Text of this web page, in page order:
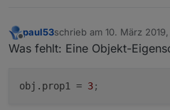
Offline
paul53schrieb am 10. März
zuletzt editiert von
Was fehlt: Eine Objekt-
obj.prop1 = 3;